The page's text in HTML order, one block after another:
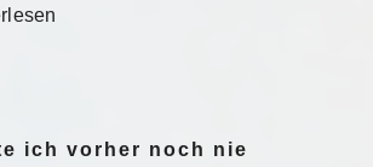
ich vorher noch nie